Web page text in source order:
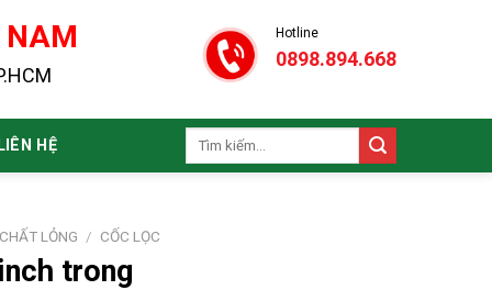
NAM Hotline
0898.894.668
LIÊN HỆ
Tìm
LỎNG / CỐC LỌC
trong